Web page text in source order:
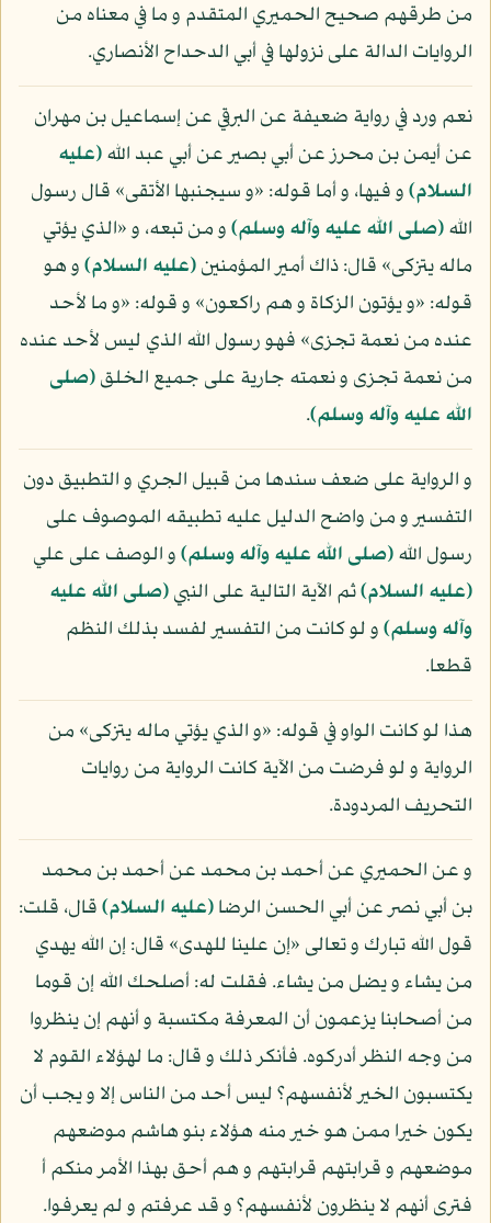
من طرقهم صحيح الحميري المتقدم و ما في معناه من
الروايات الدالة على نزولها في أبي الدحداح الأنصاري.
نعم ورد في رواية ضعيفة عن البرقي عن إسماعيل بن مهران
عن أيمن بن محرز عن أبي بصير عن أبي عبد الله(عليه
السلام)و فيها، و أما قوله: «و سيجنبها الأتقى» قال رسول
الله(صلى الله عليه وآله وسلم)و من تبعه، و «الذي يؤتي
ماله يتزكى» قال: ذاك أمير المؤمنين(عليه السلام)و هو
قوله: «و يؤتون الزكاة و هم راكعون» و قوله: «و ما لأحد
عنده من نعمة تجزى» فهو رسول الله الذي ليس لأحد عنده
من نعمة تجزى و نعمته جارية على جميع الخلق(صلى
الله عليه وآله وسلم).
و الرواية على ضعف سندها من قبيل الجري و التطبيق دون
التفسير و من واضح الدليل عليه تطبيقه الموصوف على
رسول الله(صلى الله عليه وآله وسلم)و الوصف على علي
(عليه السلام)ثم الآية التالية على النبي(صلى الله عليه
وآله وسلم)و لو كانت من التفسير لفسد بذلك النظم
قطعا.
هذا لو كانت الواو في قوله: «و الذي يؤتي ماله يتزكى» من
الرواية و لو فرضت من الآية كانت الرواية من روايات
التحريف المردودة.
و عن الحميري عن أحمد بن محمد عن أحمد بن محمد
بن أبي نصر عن أبي الحسن الرضا(عليه السلام)قال، قلت:
قول الله تبارك و تعالى «إن علينا للهدى» قال: إن الله يهدي
من يشاء و يضل من يشاء. فقلت له: أصلحك الله إن قوما
من أصحابنا يزعمون أن المعرفة مكتسبة و أنهم إن ينظروا
من وجه النظر أدركوه. فأنكر ذلك و قال: ما لهؤلاء القوم لا
يكتسبون الخير لأنفسهم؟ ليس أحد من الناس إلا و يجب أن
يكون خيرا ممن هو خير منه هؤلاء بنو هاشم موضعهم
موضعهم و قرابتهم قرابتهم و هم أحق بهذا الأمر منكم أ
فترى أنهم لا ينظرون لأنفسهم؟ و قد عرفتم و لم يعرفوا.